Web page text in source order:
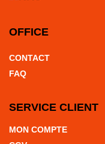
OFFICE
CONTACT
FAQ
SERVICE CLIENT
MON COMPTE